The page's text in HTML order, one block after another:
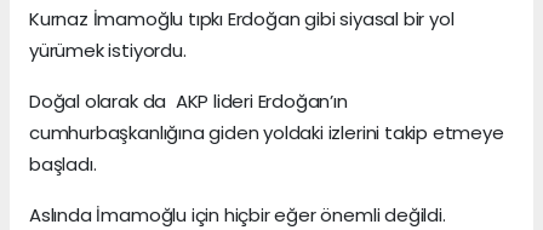
Kurnaz İmamoğlu tıpkı Erdoğan gibi siyasal bir yol
yürümek istiyordu.
Doğal olarak da AKP lideri Erdoğan’ın
cumhurbaşkanlığına giden yoldaki izlerini takip etmeye
başladı.
Aslında İmamoğlu için hiçbir eğer önemli değildi.